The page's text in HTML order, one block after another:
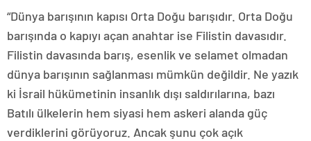
“Dünya barışının kapısı Orta Doğu barışıdır. Orta Doğu
barışında o kapıyı açan anahtar ise Filistin davasıdır.
Filistin davasında barış, esenlik ve selamet olmadan
dünya barışının sağlanması mümkün değildir. Ne yazık
ki İsrail hükümetinin insanlık dışı saldırılarına, bazı
Batılı ülkelerin hem siyasi hem askeri alanda güç
verdiklerini görüyoruz. Ancak şunu çok açık